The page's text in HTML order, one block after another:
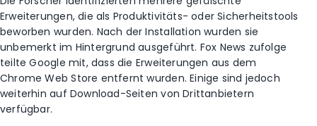
Erweiterungen, die als Produktivitäts- oder Sicherheitstools
beworben wurden. Nach der Installation wurden sie
unbemerkt im Hintergrund ausgeführt. Fox News zufolge
teilte Google mit, dass die Erweiterungen aus dem
Chrome Web Store entfernt wurden. Einige sind jedoch
weiterhin auf Download-Seiten von Drittanbietern
verfügbar.